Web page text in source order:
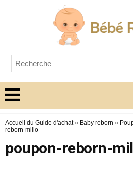
Accueil du Guide d'achat» Baby reborn »
reborn-millo
poupon-reborn-